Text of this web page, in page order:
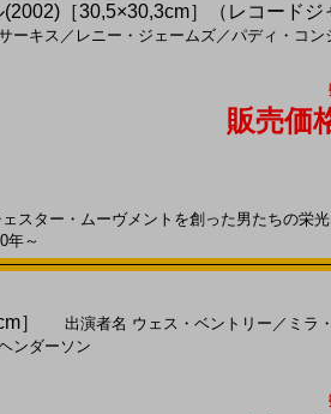
［30,5×30,3cm］（レコードジ
ーキス ／ レニー・ジェームズ／パディ・コン
販売価
スター・ムーヴメントを創った男たちの栄
～
］ 出演者名 ウェス・ベントリー ／ ミラ
ンダーソン